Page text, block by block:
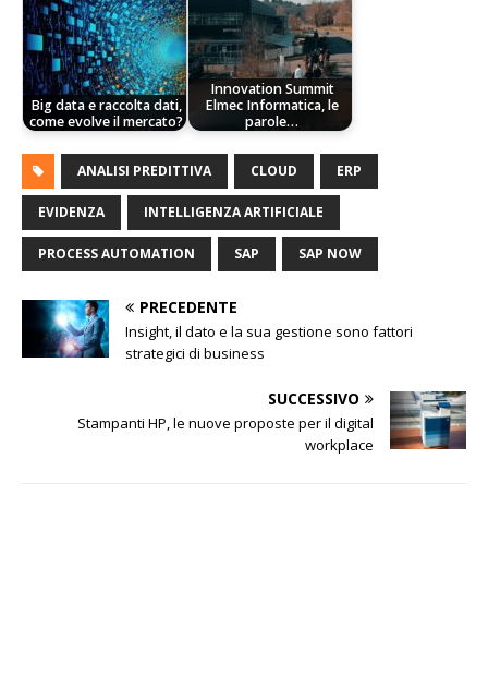
Big data e raccolta dati,
come evolve il mercato?
Innovation Summit
Elmec Informatica, le
parole…
ANALISI PREDITTIVA CLOUD ERP
EVIDENZA INTELLIGENZA ARTIFICIALE
PROCESS AUTOMATION SAP SAP NOW
PRECEDENTE
Insight, il dato e la sua gestione sono fattori
strategici di business
SUCCESSIVO
Stampanti HP, le nuove proposte per il digital
workplace